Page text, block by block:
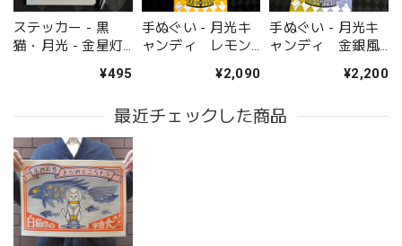
ステッカー - 黒
猫・月光 - 金星灯
¥495
手ぬぐい - 月光キ
ャンディ レモン
¥2,090
手ぬぐい - 月光キ
ャンディ 金銀風
¥2,200
最近チェックした商品